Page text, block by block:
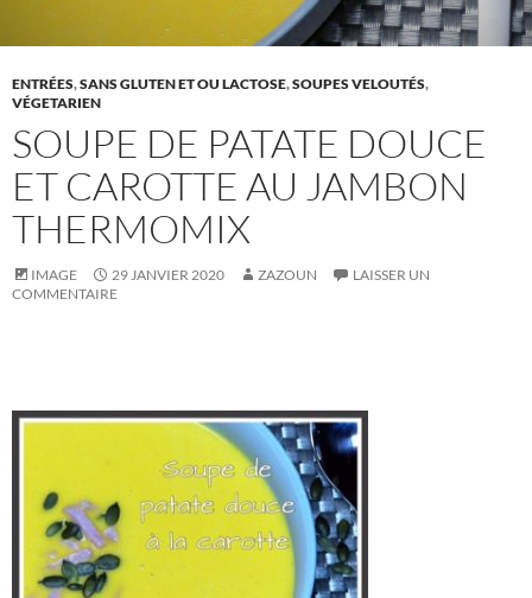
ENTRÉES,SANS GLUTEN ET OU LACTOSE,SOUPES VELOUTÉS,
VÉGETARIEN
SOUPE DE PATATE DOUCE
ET CAROTTE AU JAMBON
THERMOMIX
IMAGE 29 JANVIER 2020 ZAZOUN
LAISSER UN
COMMENTAIRE